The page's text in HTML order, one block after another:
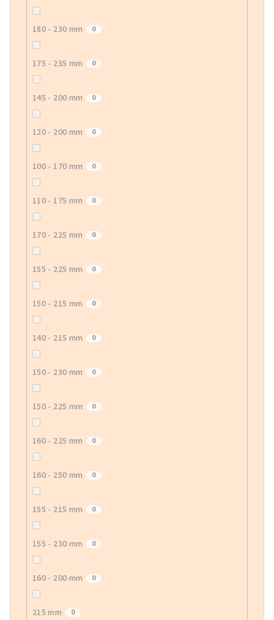
180 - 230 mm 0
175 - 235 mm 0
145 - 200 mm 0
120 - 200 mm 0
100 - 170 mm 0
110 - 175 mm 0
170 - 225 mm 0
155 - 225 mm 0
150 - 215 mm 0
140 - 215 mm 0
150 - 230 mm 0
150 - 225 mm 0
160 - 225 mm 0
160 - 250 mm 0
155 - 215 mm 0
155 - 230 mm 0
160 - 200 mm 0
215 mm 0